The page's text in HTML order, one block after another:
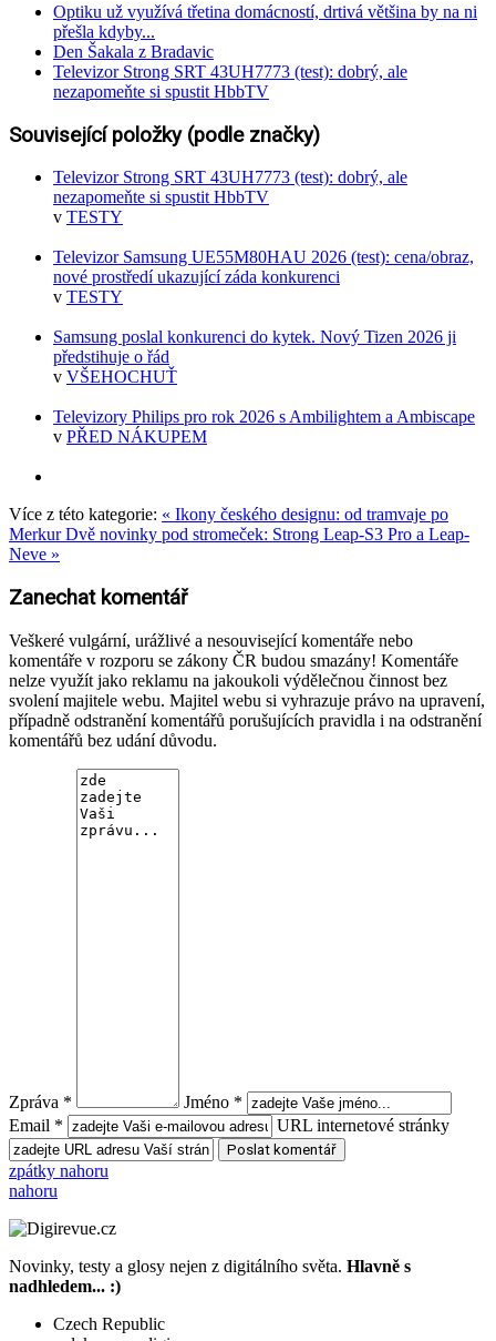
Optiku už využívá třetina domácností, drtivá většina by na ni
přešla kdyby...
Den Šakala z Bradavic
Televizor Strong SRT 43UH7773 (test): dobrý, ale
nezapomeňte si spustit HbbTV
Související položky (podle značky)
Televizor Strong SRT 43UH7773 (test): dobrý, ale
nezapomeňte si spustit HbbTV
v TESTY
Televizor Samsung UE55M80HAU 2026 (test): cena/obraz,
nové prostředí ukazující záda konkurenci
v TESTY
Samsung poslal konkurenci do kytek. Nový Tizen 2026 ji
předstihuje o řád
v VŠEHOCHUŤ
Televizory Philips pro rok 2026 s Ambilightem a Ambiscape
v PŘED NÁKUPEM
Více z této kategorie: « Ikony českého designu: od tramvaje po
MerkurDvě novinky pod stromeček: Strong Leap-S3 Pro a Leap-
Neve »
Zanechat komentář
Veškeré vulgární, urážlivé a nesouvisející komentáře nebo
komentáře v rozporu se zákony ČR budou smazány! Komentáře
nelze využít jako reklamu na jakoukoli výdělečnou činnost bez
svolení majitele webu. Majitel webu si vyhrazuje právo na upravení,
případně odstranění komentářů porušujících pravidla i na odstranění
komentářů bez udání důvodu.
Zpráva *
Jméno *
Email *
URL internetové stránky
zpátky nahoru
nahoru
Novinky, testy a glosy nejen z digitálního světa. Hlavně s
nadhledem... :)
Czech Republic